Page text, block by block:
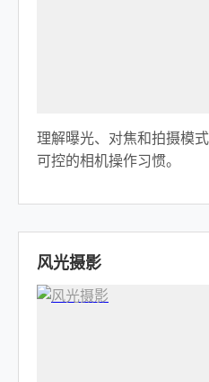
理解曝光、对焦和拍摄模
可控的相机操作习惯。
风光摄影